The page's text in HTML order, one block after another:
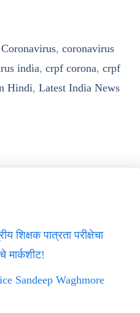
Coronavirus, coronavirus
india, crpf corona, crpf
Hindi, Latest India News
शिक्षक पात्रता परीक्षेचा
मार्कशीट!
Sandeep Waghmore